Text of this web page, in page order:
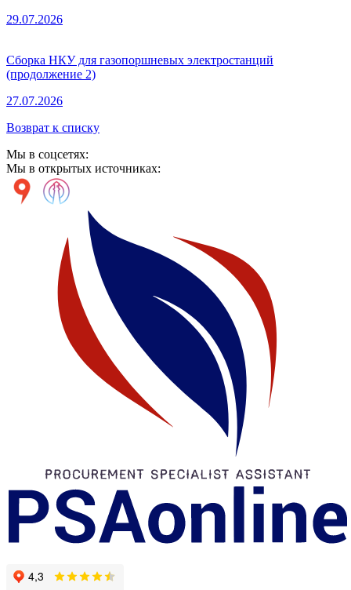
29.07.2026
Сборка НКУ для газопоршневых электростанций
(продолжение 2)
27.07.2026
Возврат к списку
Мы в соцсетях:
Мы в открытых источниках: